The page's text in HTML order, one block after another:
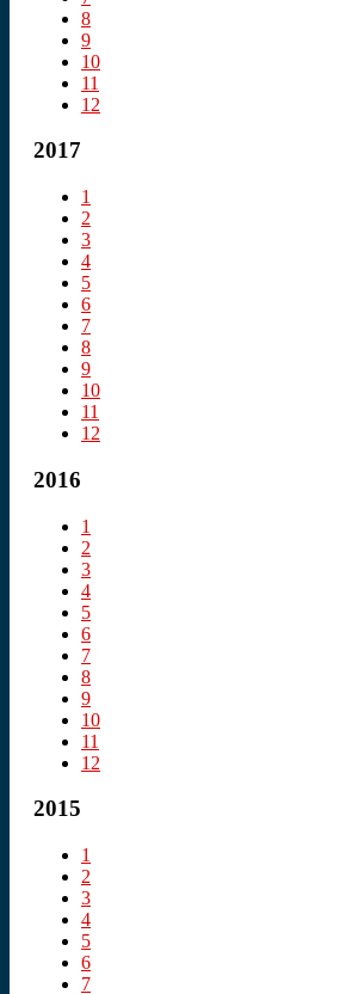
8
9
10
11
12
2017
1
2
3
4
5
6
7
8
9
10
11
12
2016
1
2
3
4
5
6
7
8
9
10
11
12
2015
1
2
3
4
5
6
7